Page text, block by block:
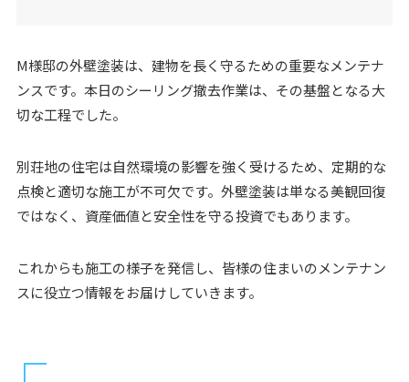
M様邸の外壁塗装は、建物を長く守るための重要なメンテナ
ンスです。本日のシーリング撤去作業は、その基盤となる大
切な工程でした。
別荘地の住宅は自然環境の影響を強く受けるため、定期的な
点検と適切な施工が不可欠です。外壁塗装は単なる美観回復
ではなく、資産価値と安全性を守る投資でもあります。
これからも施工の様子を発信し、皆様の住まいのメンテナン
スに役立つ情報をお届けしていきます。